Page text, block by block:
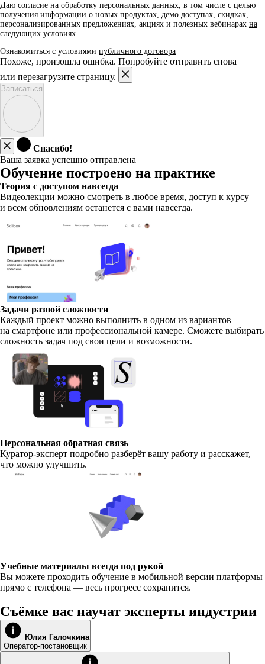
Даю согласие на обработку персональных данных, в том числе с целью
получения информации о новых продуктах, демо доступах, скидках,
персонализированных предложениях, акциях и полезных вебинарах на
следующих условиях
Ознакомиться с условиями публичного договора
Похоже, произошла ошибка. Попробуйте отправить снова
или перезагрузите страницу.
Записаться
Спасибо!
Ваша заявка успешно отправлена
Обучение построено на практике
Теория с доступом навсегда
Видеолекции можно смотреть в любое время, доступ к курсу
и всем обновлениям останется с вами навсегда.
Задачи разной сложности
Каждый проект можно выполнить в одном из вариантов —
на смартфоне или профессиональной камере. Сможете выбирать
сложность задач под свои цели и возможности.
Персональная обратная связь
Куратор-эксперт подробно разберёт вашу работу и расскажет,
что можно улучшить.
Учебные материалы всегда под рукой
Вы можете проходить обучение в мобильной версии платформы
прямо с телефона — весь прогресс сохранится.
Съёмке вас научат эксперты индустрии
Юлия Галочкина
Оператор-постановщик